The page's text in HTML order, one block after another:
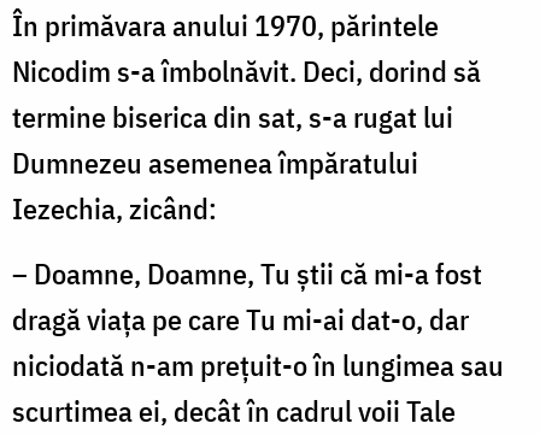
În primăvara anului 1970, părintele
Nicodim s-a îmbolnăvit. Deci, dorind să
termine biserica din sat, s-a rugat lui
Dumnezeu asemenea împăratului
Iezechia, zicând:
– Doamne, Doamne, Tu ştii că mi-a fost
dragă viaţa pe care Tu mi-ai dat-o, dar
niciodată n-am preţuit-o în lungimea sau
scurtimea ei, decât în cadrul voii Tale